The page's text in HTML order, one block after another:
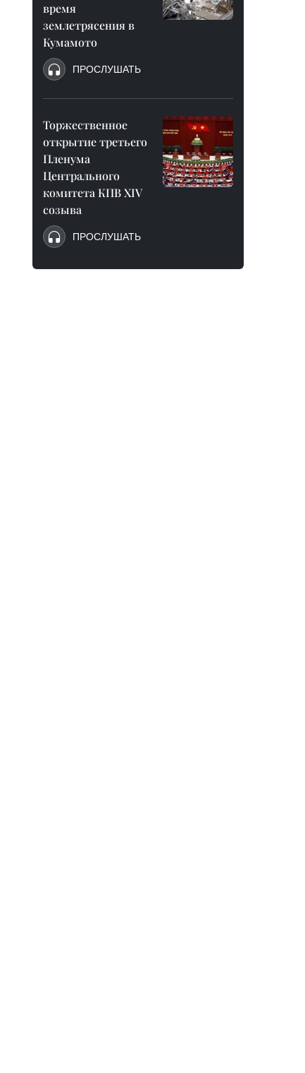
время
землетрясения в
Кумамото
ПРОСЛУШАТЬ
Торжественное
открытие третьего
Пленума
Центрального
комитета КПВ XIV
созыва
ПРОСЛУШАТЬ